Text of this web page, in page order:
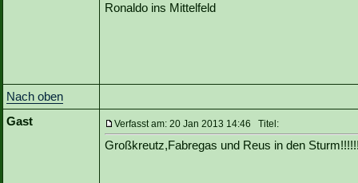
Ronaldo ins Mittelfeld
Nach oben
Gast
Verfasst am: 20 Jan 2013 14:46 Titel:
Großkreutz,Fabregas und Reus in den